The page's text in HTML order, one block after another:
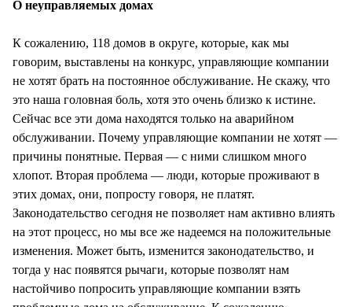
О неуправляемых домах
К сожалению, 118 домов в округе, которые, как мы
говорим, выставлены на конкурс, управляющие компании
не хотят брать на постоянное обслуживание. Не скажу, что
это наша головная боль, хотя это очень близко к истине.
Сейчас все эти дома находятся только на аварийном
обслуживании. Почему управляющие компании не хотят —
причины понятные. Первая — с ними слишком много
хлопот. Вторая проблема — люди, которые проживают в
этих домах, они, попросту говоря, не платят.
Законодательство сегодня не позволяет нам активно влиять
на этот процесс, но мы все же надеемся на положительные
изменения. Может быть, изменится законодательство, и
тогда у нас появятся рычаги, которые позволят нам
настойчиво попросить управляющие компании взять